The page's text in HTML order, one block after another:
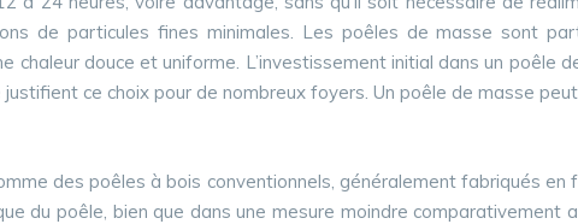
de particules fines minimales. Les poêles de masse sont
chaleur douce et uniforme. L’investissement initial dans un
ce choix pour de nombreux foyers. Un poêle de masse
des poêles à bois conventionnels, généralement fabriqués en
du poêle, bien que dans une mesure moindre